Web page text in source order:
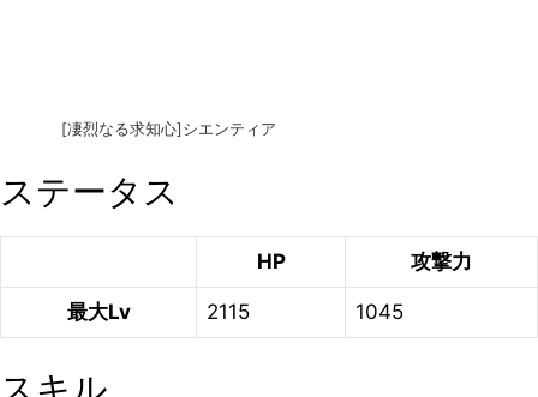
[凄烈なる求知心]シエンティア
ステータス
HP 攻撃力
最大Lv 2115 1045
スキル